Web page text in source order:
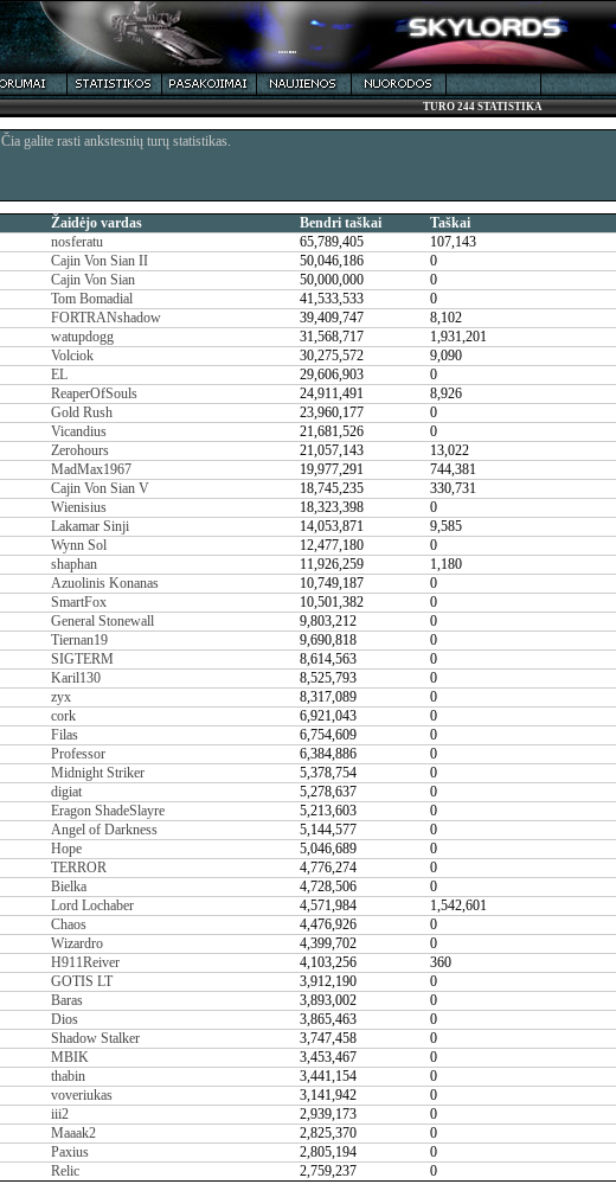
TURO 244 STATISTIKA
Čia galite rasti ankstesnių turų statistikas.
Žaidėjo vardas Bendri taškai
Taškai
nosferatu 65,789,405
107,143
Cajin Von Sian II 50,046,186
0
Cajin Von Sian 50,000,000
0
Tom Bomadial 41,533,533
0
FORTRANshadow 39,409,747
8,102
watupdogg 31,568,717
1,931,201
Volciok 30,275,572
9,090
EL 29,606,903
0
ReaperOfSouls 24,911,491
8,926
Gold Rush 23,960,177
0
Vicandius 21,681,526
0
Zerohours 21,057,143
13,022
MadMax1967 19,977,291
744,381
Cajin Von Sian V 18,745,235
330,731
Wienisius 18,323,398
0
Lakamar Sinji 14,053,871
9,585
Wynn Sol 12,477,180
0
shaphan 11,926,259
1,180
Azuolinis Konanas 10,749,187
0
SmartFox 10,501,382
0
General Stonewall 9,803,212
0
Tiernan19 9,690,818
0
SIGTERM 8,614,563
0
Karil130 8,525,793
0
zyx 8,317,089
0
cork 6,921,043
0
Filas 6,754,609
0
Professor 6,384,886
0
Midnight Striker 5,378,754
0
digiat 5,278,637
0
Eragon ShadeSlayre 5,213,603
0
Angel of Darkness 5,144,577
0
Hope 5,046,689
0
TERROR 4,776,274
0
Bielka 4,728,506
0
Lord Lochaber 4,571,984
1,542,601
Chaos 4,476,926
0
Wizardro 4,399,702
0
H911Reiver 4,103,256
360
GOTIS LT 3,912,190
0
Baras 3,893,002
0
Dios 3,865,463
0
Shadow Stalker 3,747,458
0
MBIK 3,453,467
0
thabin 3,441,154
0
voveriukas 3,141,942
0
iii2 2,939,173
0
Maaak2 2,825,370
0
Paxius 2,805,194
0
Relic 2,759,237 0